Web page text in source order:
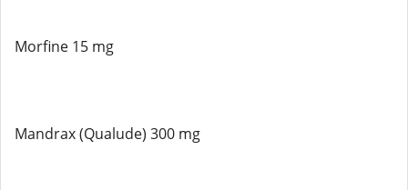
Morfine 15 mg
Mandrax (Qualude) 300 mg